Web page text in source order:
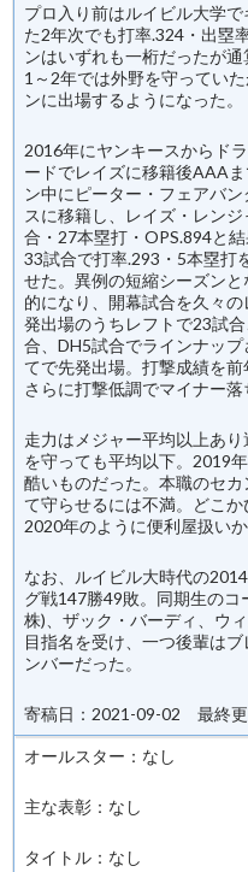
プロ入り前はルイビル大学
た2年次でも打率.324・出塁
ンはいずれも一桁だったが
1～2年では外野を守ってい
ンに出場するようになった。
2016年にヤンキースからド
ードでレイズに移籍後AAA
ン中にピーター・フェアバ
スに移籍し、レイズ・レン
合・27本塁打・OPS.894と
33試合で打率.293・5本塁打
せた。異例の短縮シーズン
的になり、開幕試合を久々
発出場のうちレフトで23試
合、DH5試合でラインナッ
てで先発出場。打撃成績を
さらに打撃低調でマイナー落
走力はメジャー平均以上あ
を守っても平均以下。2019
酷いものだった。本職のセ
て守らせるには不満。どこ
2020年のように便利屋扱い
なお、ルイビル大時代の
グ戦147勝49敗。同期生の
株)、ザック・バーディ、ウ
目指名を受け、一つ後輩は
ンバーだった。
寄稿日：2021-09-02 最終
オールスター：なし
主な表彰：なし
タイトル：なし